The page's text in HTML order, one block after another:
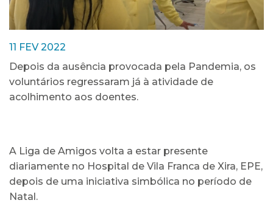
11 FEV 2022
Depois da ausência provocada pela Pandemia, os
voluntários regressaram já à atividade de
acolhimento aos doentes.
A Liga de Amigos volta a estar presente
diariamente no Hospital de Vila Franca de Xira, EPE,
depois de uma iniciativa simbólica no período de
Natal.